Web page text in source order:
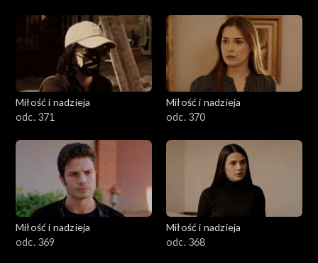
Miłość i nadzieja
odc. 371
Miłość i nadzieja
odc. 370
Miłość i nadzieja
odc. 369
Miłość i nadzieja
odc. 368